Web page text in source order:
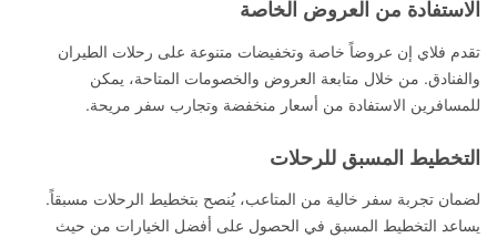
الاستفادة من العروض الخاصة
تقدم فلاي إن عروضاً خاصة وتخفيضات متنوعة على رحلات الطيران
والفنادق. من خلال متابعة العروض والخصومات المتاحة، يمكن
للمسافرين الاستفادة من أسعار منخفضة وتجارب سفر مريحة.
التخطيط المسبق للرحلات
لضمان تجربة سفر خالية من المتاعب، يُنصح بتخطيط الرحلات مسبقاً.
يساعد التخطيط المسبق في الحصول على أفضل الخيارات من حيث